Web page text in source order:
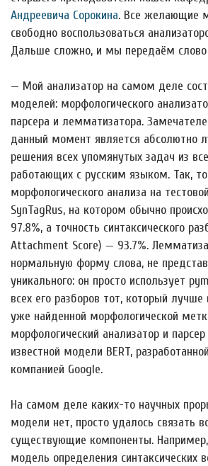
Андреевича Сорокина. Все желающие
свободно воспользоваться
Дальше сложно, и мы передаём слово
— Мой анализатор на самом деле
моделей: морфологического
парсера и лемматизатора.
данный момент является абсолютно
решения всех упомянутых задач из
работающих с русским языком. Так,
морфологического анализа на
SynTagRus, на котором обычно
97.8%, а точность синтаксического
Attachment Score) — 93.7%.
нормальную форму слова, не
уникального: он просто использует
всех его разборов тот, который лучше
уже найденной морфологической
морфологический анализатор и
известной модели BERT,
компанией Google.
На самом деле каких-то научных
модели нет, просто удалось связать
существующие компоненты.
модель определения синтаксических